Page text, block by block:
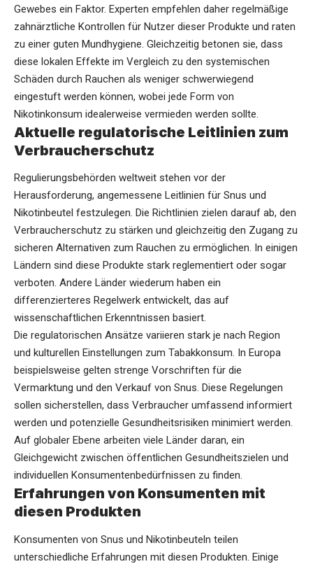
Gewebes ein Faktor. Experten empfehlen daher regelmäßige
zahnärztliche Kontrollen für Nutzer dieser Produkte und raten
zu einer guten Mundhygiene. Gleichzeitig betonen sie, dass
diese lokalen Effekte im Vergleich zu den systemischen
Schäden durch Rauchen als weniger schwerwiegend
eingestuft werden können, wobei jede Form von
Nikotinkonsum idealerweise vermieden werden sollte.
Aktuelle regulatorische Leitlinien zum
Verbraucherschutz
Regulierungsbehörden weltweit stehen vor der
Herausforderung, angemessene Leitlinien für Snus und
Nikotinbeutel festzulegen. Die Richtlinien zielen darauf ab, den
Verbraucherschutz zu stärken und gleichzeitig den Zugang zu
sicheren Alternativen zum Rauchen zu ermöglichen. In einigen
Ländern sind diese Produkte stark reglementiert oder sogar
verboten. Andere Länder wiederum haben ein
differenzierteres Regelwerk entwickelt, das auf
wissenschaftlichen Erkenntnissen basiert.
Die regulatorischen Ansätze variieren stark je nach Region
und kulturellen Einstellungen zum Tabakkonsum. In Europa
beispielsweise gelten strenge Vorschriften für die
Vermarktung und den Verkauf von Snus. Diese Regelungen
sollen sicherstellen, dass Verbraucher umfassend informiert
werden und potenzielle Gesundheitsrisiken minimiert werden.
Auf globaler Ebene arbeiten viele Länder daran, ein
Gleichgewicht zwischen öffentlichen Gesundheitszielen und
individuellen Konsumentenbedürfnissen zu finden.
Erfahrungen von Konsumenten mit
diesen Produkten
Konsumenten von Snus und Nikotinbeuteln teilen
unterschiedliche Erfahrungen mit diesen Produkten. Einige